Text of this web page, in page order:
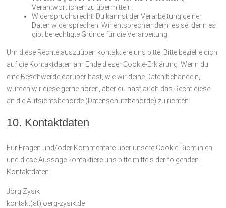
Verantwortlichen zu übermitteln.
Widerspruchsrecht: Du kannst der Verarbeitung deiner
Daten widersprechen. Wir entsprechen dem, es sei denn es
gibt berechtigte Gründe für die Verarbeitung.
Um diese Rechte auszuüben kontaktiere uns bitte. Bitte beziehe dich
auf die Kontaktdaten am Ende dieser Cookie-Erklärung. Wenn du
eine Beschwerde darüber hast, wie wir deine Daten behandeln,
würden wir diese gerne hören, aber du hast auch das Recht diese
an die Aufsichtsbehörde (Datenschutzbehörde) zu richten.
10. Kontaktdaten
Für Fragen und/oder Kommentare über unsere Cookie-Richtlinien
und diese Aussage kontaktiere uns bitte mittels der folgenden
Kontaktdaten:
Jörg Zysik
kontakt(ät)joerg-zysik.de